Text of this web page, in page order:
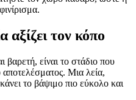
τον κόπο
βαρετή, είναι το στάδιο που
αποτελέσματος. Μια λεία,
το βάψιμο πιο εύκολο και